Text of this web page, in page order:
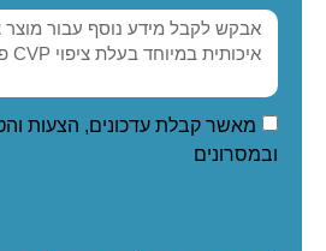
מאשר קבלת עדכונים, הצעות
ובמסרונים